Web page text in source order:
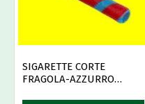
SIGARETTE CORTE
FRAGOLA-AZZURRO